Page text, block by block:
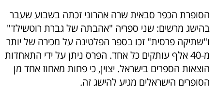
הסופרת הכפר סבאית שרה אהרוני זכתה בשבוע שעבר
בהישג מרשים: שני ספריה "אהבתה של גברת רוטשילד"
ו"שתיקה פרסית" זכו בספר הפלטינה על מכירה של יותר
מ-40 אלף עותקים כל אחד. הפרס ניתן על ידי התאחדות
הוצאות הספרים בישראל. יצוין, כי פחות מאחוז אחד מן
הסופרים הישראלים מגיע להישג זה.